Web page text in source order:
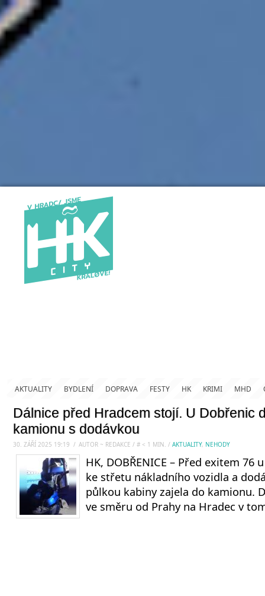
AKTUALITY BYDLENÍ DOPRAVA FESTY HK KRIMI MHD
Dálnice před Hradcem stojí. U Dobřenic
kamionu s dodávkou
30. ZÁŘÍ 2025 19:19 / AUTOR ~ REDAKCE / # < 1 MIN. / AKTUALITY, NEHODY
HK, DOBŘENICE – Před exitem 76
ke střetu nákladního vozidla a
půlkou kabiny zajela do kamionu.
ve směru od Prahy na Hradec v